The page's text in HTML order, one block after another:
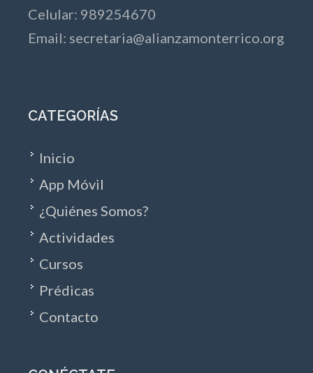
Celular: 989254670
Email: secretaria@alianzamonterrico.org
CATEGORÍAS
Inicio
App Móvil
¿Quiénes Somos?
Actividades
Cursos
Prédicas
Contacto